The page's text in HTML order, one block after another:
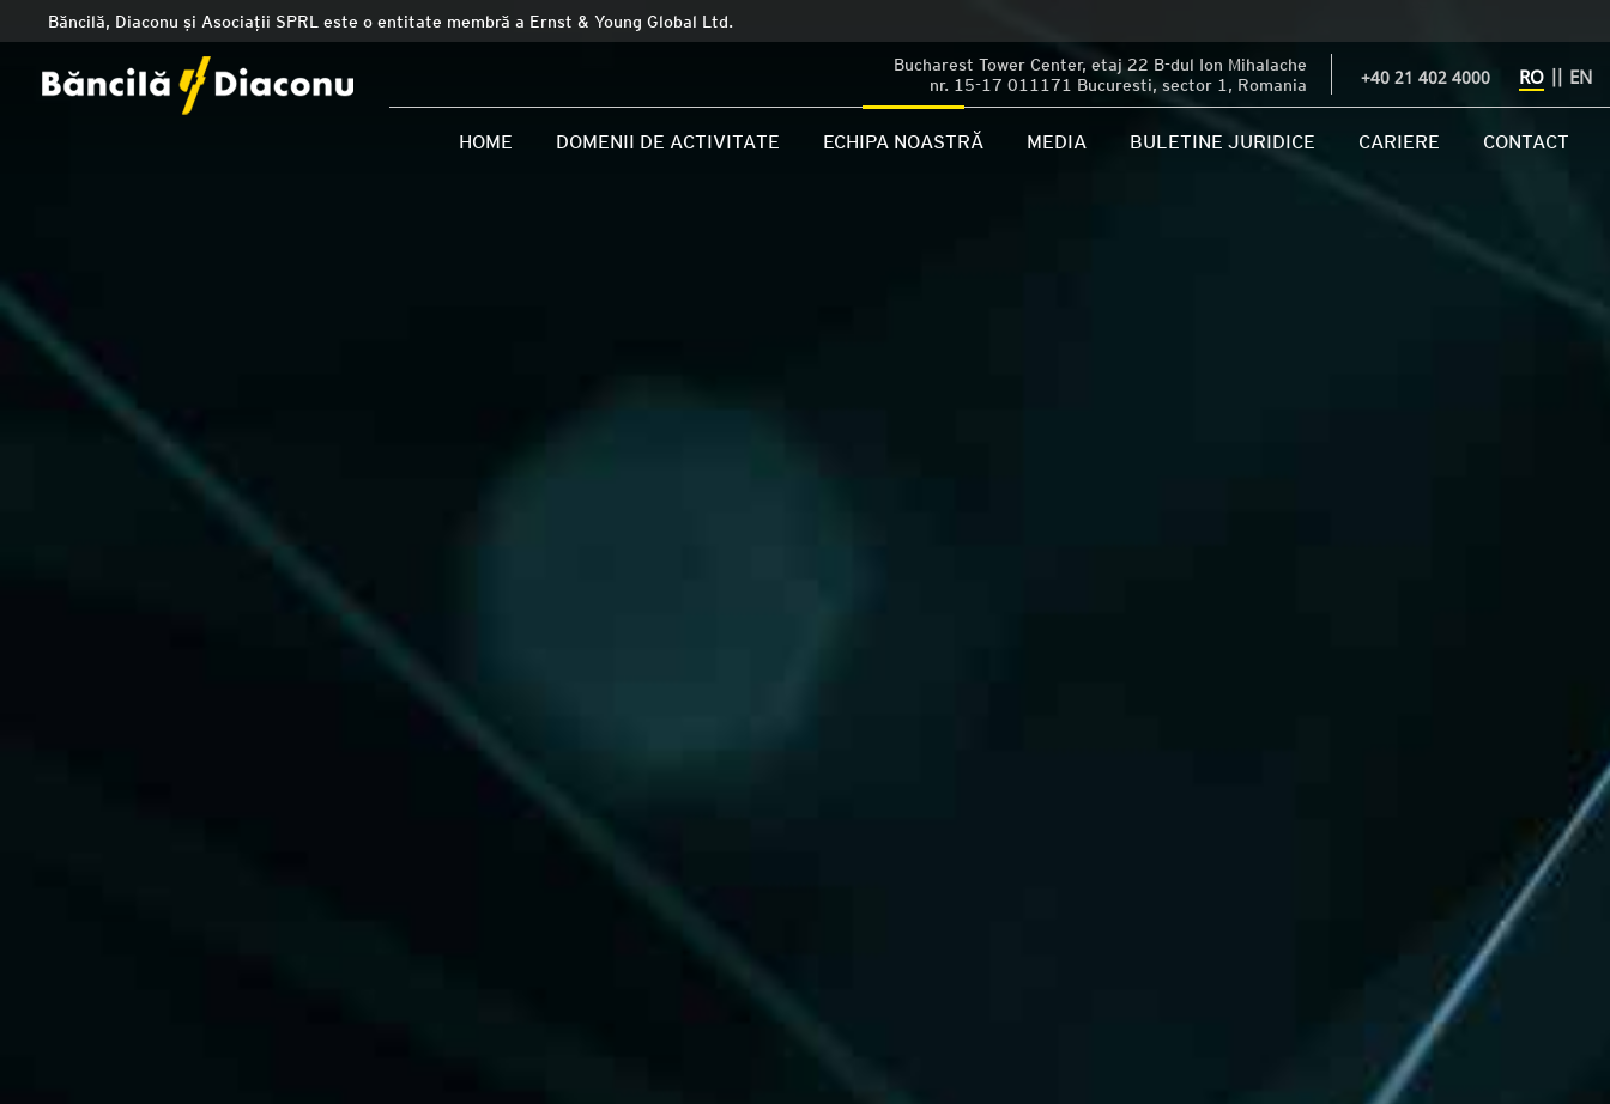
Băncilă, Diaconu și Asociații SPRL este o entitate membră a Ernst & Young Global Ltd.
Bucharest Tower Center, etaj 22 B-dul Ion Mihalache
nr. 15-17 011171 Bucuresti, sector 1, Romania
+40 21 402 4000 RO || EN
HOME DOMENII DE ACTIVITATE ECHIPA NOASTRĂ MEDIA BULETINE JURIDICE CARIERE CONTACT